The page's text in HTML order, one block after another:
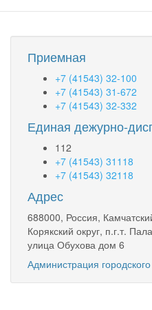
Приемная
+7 (41543) 32-100
+7 (41543) 31-672
+7 (41543) 32-332
Единая дежурно-
112
+7 (41543) 31118
+7 (41543) 32118
Адрес
688000, Россия,
Корякский округ, п.г.т.
улица Обухова дом 6
Администрация